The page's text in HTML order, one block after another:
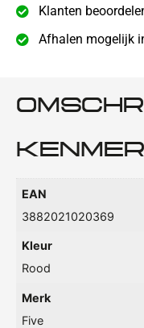
Klanten
Afhalen mogelijk
EAN
3882021020369
Kleur
Rood
Merk
Five